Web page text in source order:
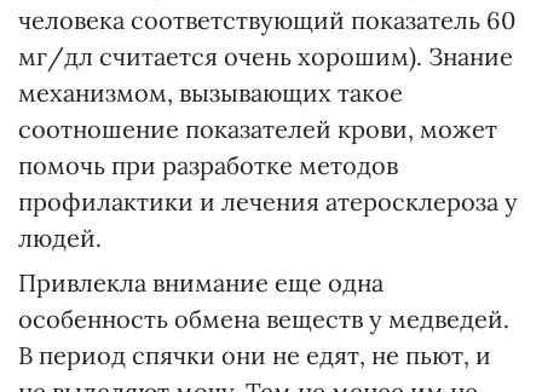
человека соответствующий показатель 60
мг/дл считается очень хорошим). Знание
механизмом, вызывающих такое
соотношение показателей крови, может
помочь при разработке методов
профилактики и лечения атеросклероза у
людей.
Привлекла внимание еще одна
особенность обмена веществ у медведей.
В период спячки они не едят, не пьют, и